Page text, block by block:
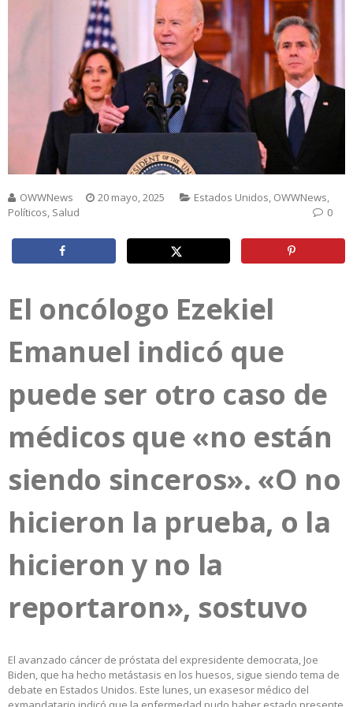
OWWNews 20 mayo, 2025 Estados Unidos, OWWNews,
Políticos, Salud 0
El oncólogo Ezekiel
Emanuel indicó que
puede ser otro caso de
médicos que «no están
siendo sinceros». «O no
hicieron la prueba, o la
hicieron y no la
reportaron», sostuvo
El avanzado cáncer de próstata del expresidente democrata, Joe
Biden, que ha hecho metástasis en los huesos, sigue siendo tema de
debate en Estados Unidos. Este lunes, un exasesor médico del